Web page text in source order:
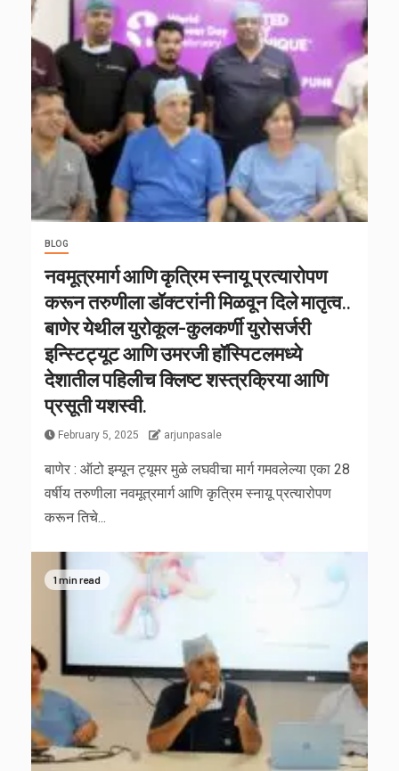
BLOG
नवमूत्रमार्ग आणि कृत्रिम स्नायू प्रत्यारोपण
करून तरुणीला डॉक्टरांनी मिळवून दिले मातृत्व..
बाणेर येथील युरोकूल-कुलकर्णी युरोसर्जरी
इन्स्टिट्यूट आणि उमरजी हॉस्पिटलमध्ये
देशातील पहिलीच क्लिष्ट शस्त्रक्रिया आणि
प्रसूती यशस्वी.
February 5, 2025 arjunpasale
बाणेर : ऑटो इम्यून ट्यूमर मुळे लघवीचा मार्ग गमवलेल्या एका 28
वर्षीय तरुणीला नवमूत्रमार्ग आणि कृत्रिम स्नायू प्रत्यारोपण
करून तिचे...
1 min read